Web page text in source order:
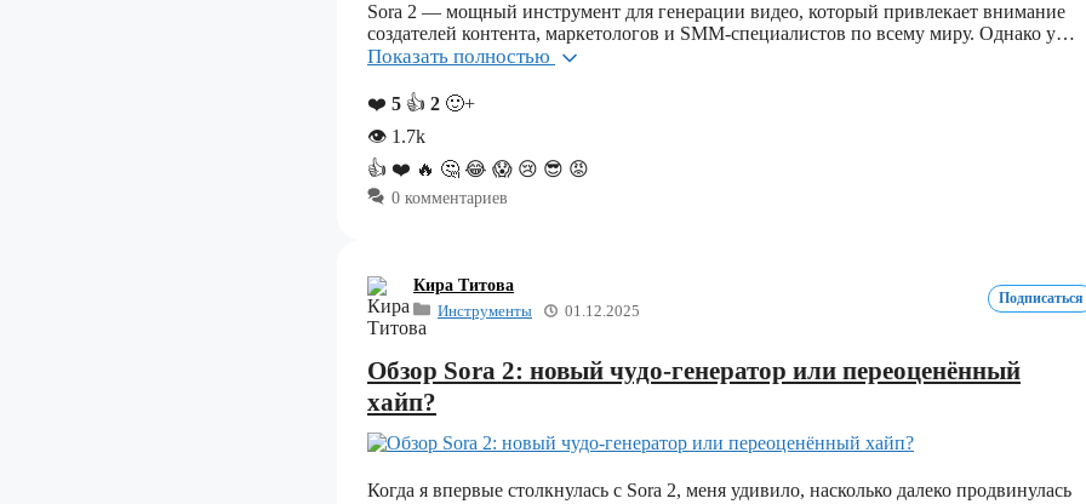
Sora 2 — мощный инструмент для генерации видео, который привлекает внимание
создателей контента, маркетологов и SMM-специалистов по всему миру. Однако у…
Показать полностью
❤️ 5 👍 2 🙂+
👁 1.7k
👍 ❤️ 🔥 🤔 😂 😱 😢 😎 😡
0 комментариев
Кира Титова
Инструменты
01.12.2025
Подписаться
Обзор Sora 2: новый чудо-генератор или переоценённый
хайп?
Когда я впервые столкнулась с Sora 2, меня удивило, насколько далеко продвинулась